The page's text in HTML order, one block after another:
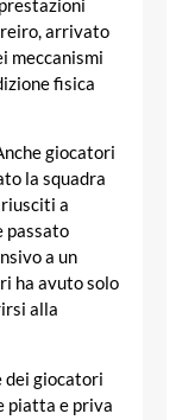
arrivato
meccanismi
fisica
giocatori
la squadra
a
passato
a un
ha avuto solo
alla
dei giocatori
piatta e priva